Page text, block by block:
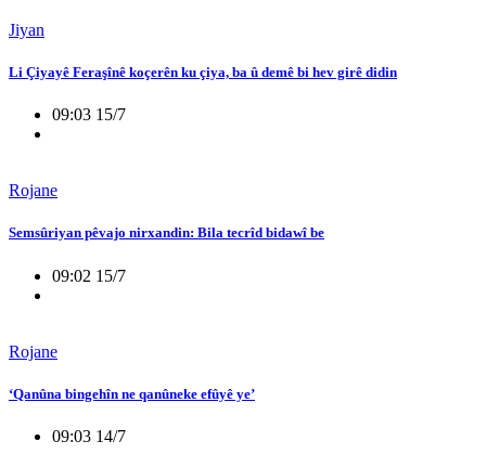
Jiyan
Li Çiyayê Feraşînê koçerên ku çiya, ba û demê bi hev girê didin
09:03 15/7
Rojane
Semsûriyan pêvajo nirxandin: Bila tecrîd bidawî be
09:02 15/7
Rojane
‘Qanûna bingehîn ne qanûneke efûyê ye’
09:03 14/7